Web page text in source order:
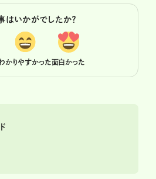
はいかがでしたか？
かりやすかった面白かった